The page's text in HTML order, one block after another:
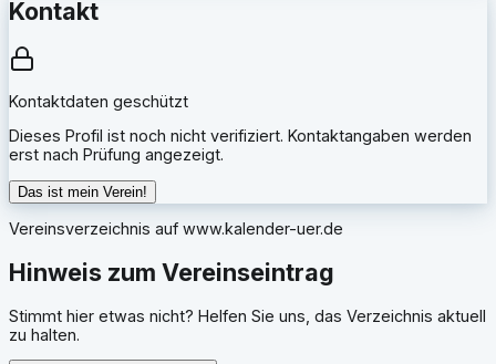
Kontakt
Kontaktdaten geschützt
Dieses Profil ist noch nicht verifiziert. Kontaktangaben werden
erst nach Prüfung angezeigt.
Das ist mein Verein!
Vereinsverzeichnis auf www.kalender-uer.de
Hinweis zum Vereinseintrag
Stimmt hier etwas nicht? Helfen Sie uns, das Verzeichnis aktuell
zu halten.